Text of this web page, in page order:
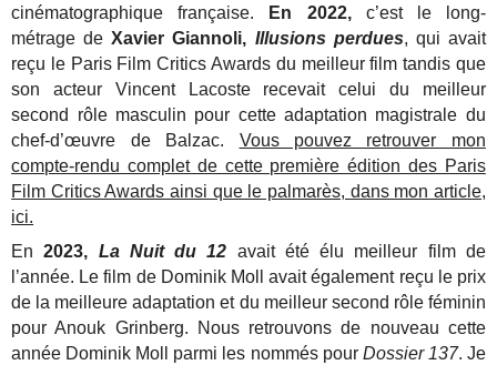
cinématographique française.
En 2022, c’est le long-
métrage deXavier Giannoli, Illusions perdues, qui avait
reçu le Paris Film Critics Awards du meilleur film tandis que
son acteur Vincent Lacoste recevait celui du meilleur
second rôle masculin pour cette adaptation magistrale du
chef-d’œuvre de Balzac. Vous pouvez retrouver mon
compte-rendu complet de cette première édition des Paris
Film Critics Awards ainsi que le palmarès, dans mon article,
ici.
En2023, La Nuit du 12 avait été élu meilleur film de
l’année. Le film de Dominik Moll avait également reçu le prix
de la meilleure adaptation et du meilleur second rôle féminin
pour Anouk Grinberg. Nous retrouvons de nouveau cette
année Dominik Moll parmi les nommés pour Dossier 137. Je